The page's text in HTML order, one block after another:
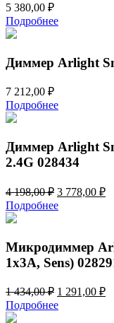
5 380,00 ₽
Подробнее
Диммер Arlight
7 212,00 ₽
Подробнее
Диммер Arlight
2.4G 028434
4 198,00₽
цена
составляла
3 778,00 ₽
Подробнее
Микродиммер
1x3A, Sens)
1 434,00₽
цена
составляла
1 291,00 ₽
Подробнее